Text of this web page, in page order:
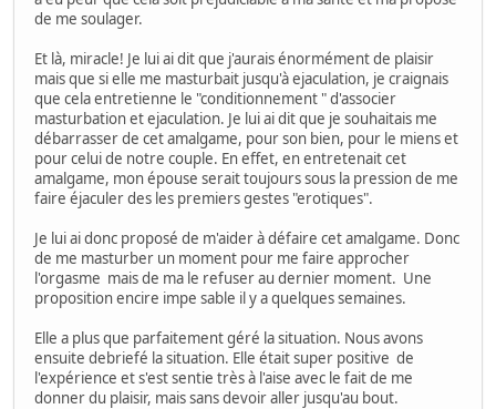
de me soulager.
Et là, miracle! Je lui ai dit que j'aurais énormément de plaisir
mais que si elle me masturbait jusqu'à ejaculation, je craignais
que cela entretienne le "conditionnement " d'associer
masturbation et ejaculation. Je lui ai dit que je souhaitais me
débarrasser de cet amalgame, pour son bien, pour le miens et
pour celui de notre couple. En effet, en entretenait cet
amalgame, mon épouse serait toujours sous la pression de me
faire éjaculer des les premiers gestes "erotiques".
Je lui ai donc proposé de m'aider à défaire cet amalgame. Donc
de me masturber un moment pour me faire approcher
l'orgasme mais de ma le refuser au dernier moment. Une
proposition encire impe sable il y a quelques semaines.
Elle a plus que parfaitement géré la situation. Nous avons
ensuite debriefé la situation. Elle était super positive de
l'expérience et s'est sentie très à l'aise avec le fait de me
donner du plaisir, mais sans devoir aller jusqu'au bout.